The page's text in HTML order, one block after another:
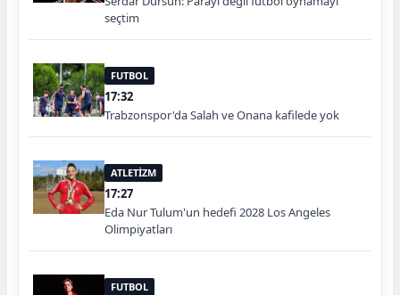
seçtim
FUTBOL
17:32
Trabzonspor'da Salah ve Onana kafilede yok
ATLETİZM
17:27
Eda Nur Tulum'un hedefi 2028 Los Angeles
Olimpiyatları
FUTBOL